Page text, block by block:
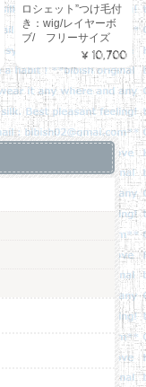
ロシェット”つけ毛付
き：wig/レイヤーボ
ブ/ フリーサイズ
¥10,700